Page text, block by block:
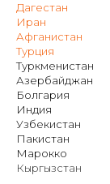
Дагестан
Иран
Афганистан
Турция
Туркменистан
Азербайджан
Болгария
Индия
Узбекистан
Пакистан
Марокко
Кыргызстан